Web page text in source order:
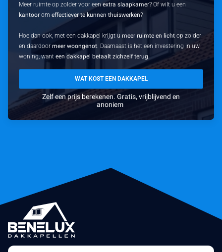
Meer ruimte op zolder voor eenextra slaapkamer? Of wilt u een
kantoor omeffectiever te kunnen thuiswerken?
Hoe dan ook, met een dakkapel krijgt umeer ruimte en licht op zolder
en daardoormeer woongenot . Daarnaast is het een investering in uw
woning, wanteen dakkapel betaalt zichzelf terug
WAT KOST EEN DAKKAPEL
Zelf een prijs berekenen. Gratis, vrijblijvend en
anoniem